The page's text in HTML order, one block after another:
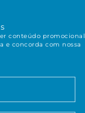
conteúdo promocional
e concorda com nossa